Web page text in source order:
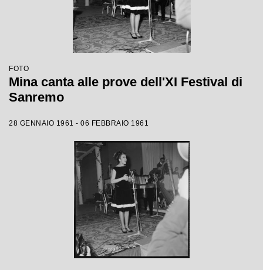
FOTO
Mina canta alle prove dell'XI Festival di
Sanremo
28 GENNAIO 1961 - 06 FEBBRAIO 1961